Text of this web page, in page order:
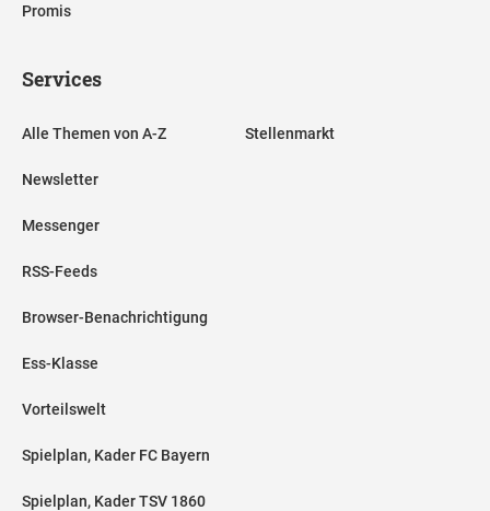
Promis
Services
Alle Themen von A-Z
Newsletter
Messenger
RSS-Feeds
Browser-Benachrichtigung
Ess-Klasse
Vorteilswelt
Spielplan, Kader FC Bayern
Spielplan, Kader TSV 1860
Stellenmarkt